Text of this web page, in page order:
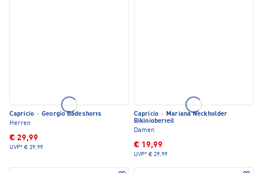
Capricio · Georgio Badeshorts
Herren
€ 29,99
UVP* € 39,99
Capricio · Mariana Neckholder
Bikinioberteil
Damen
€ 19,99
UVP* € 29,99